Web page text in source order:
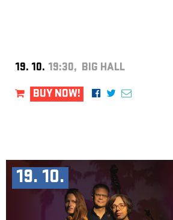
19. 10. 19:30, BIG HALL
BUY NOW!
19. 10.